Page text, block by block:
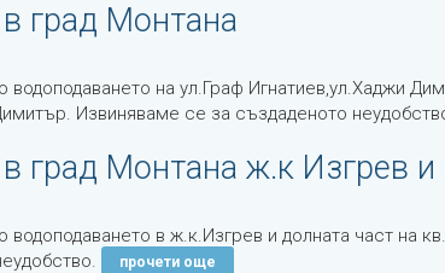
град Монтана
на ул.Граф Игнатиев,ул.Хаджи
Извиняваме се за създаденото
град Монтана ж.к Изгрев
в ж.к.Изгрев и долната част на
прочети още